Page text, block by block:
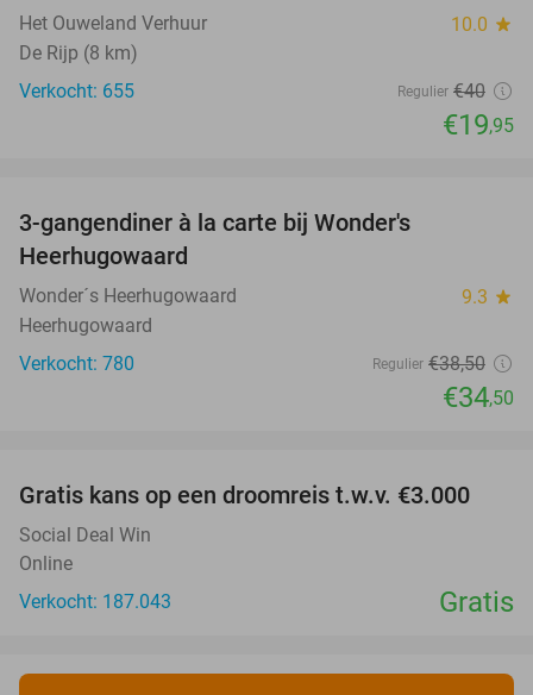
Het Ouweland Verhuur 10.0 star
De Rijp (8 km)
Verkocht: 655
Regulier €40
€19,95
3-gangendiner à la carte bij Wonder's
Heerhugowaard
Wonder´s Heerhugowaard 9.3 star
Heerhugowaard
Verkocht: 780
Regulier €38,50
€34,50
Gratis kans op een droomreis t.w.v. €3.000
Social Deal Win
Online
Verkocht: 187.043
Gratis